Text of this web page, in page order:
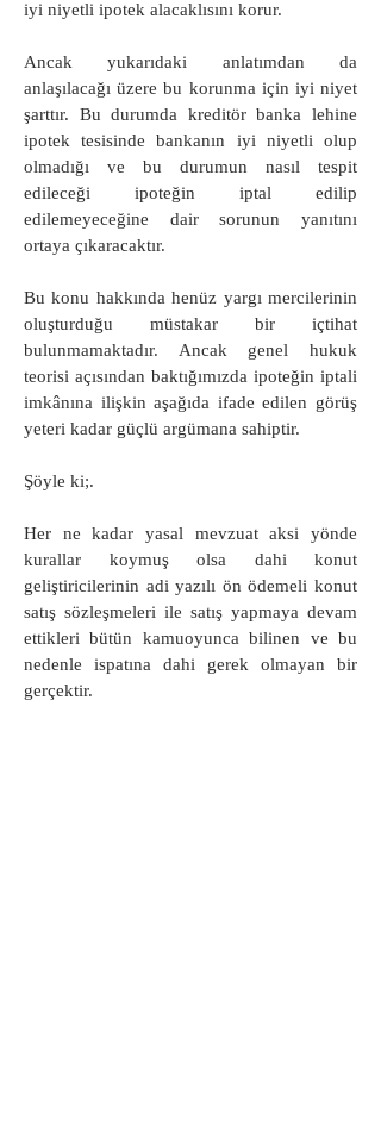
iyi niyetli ipotek alacaklısını korur.
Ancak yukarıdaki anlatımdan da
anlaşılacağı üzere bu korunma için iyi niyet
şarttır. Bu durumda kreditör banka lehine
ipotek tesisinde bankanın iyi niyetli olup
olmadığı ve bu durumun nasıl tespit
edileceği ipoteğin iptal edilip
edilemeyeceğine dair sorunun yanıtını
ortaya çıkaracaktır.
Bu konu hakkında henüz yargı mercilerinin
oluşturduğu müstakar bir içtihat
bulunmamaktadır. Ancak genel hukuk
teorisi açısından baktığımızda ipoteğin iptali
imkânına ilişkin aşağıda ifade edilen görüş
yeteri kadar güçlü argümana sahiptir.
Şöyle ki;.
Her ne kadar yasal mevzuat aksi yönde
kurallar koymuş olsa dahi konut
geliştiricilerinin adi yazılı ön ödemeli konut
satış sözleşmeleri ile satış yapmaya devam
ettikleri bütün kamuoyunca bilinen ve bu
nedenle ispatına dahi gerek olmayan bir
gerçektir.